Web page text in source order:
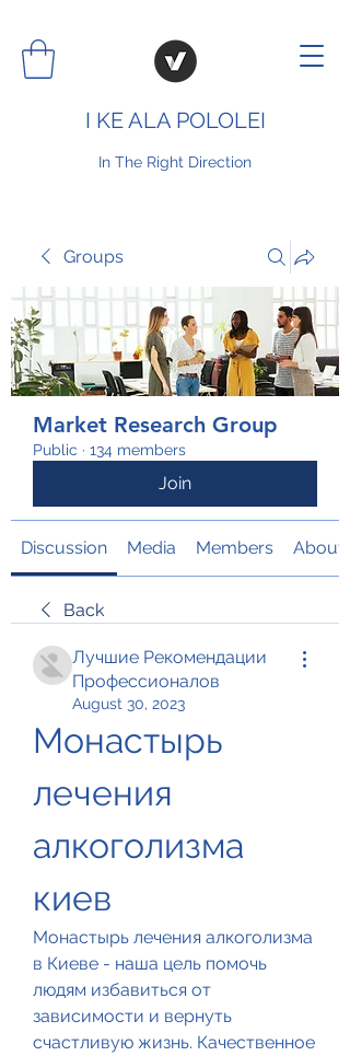
I KE ALA POLOLEI
In The Right Direction
Groups
Market Research Group
Public · 134 members
Join
Discussion Media Members About
Back
Лучшие Рекомендации
Профессионалов
August 30, 2023
Монастырь
лечения
алкоголизма
киев
Монастырь лечения алкоголизма
в Киеве - наша цель помочь
людям избавиться от
зависимости и вернуть
счастливую жизнь. Качественное